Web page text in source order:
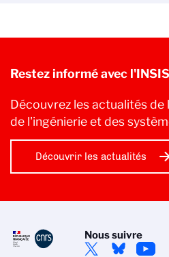
Restez informé avec l'INSIS
Découvrez les actualités de
de l'ingénierie et des
Découvrir les actualités
Nous suivre